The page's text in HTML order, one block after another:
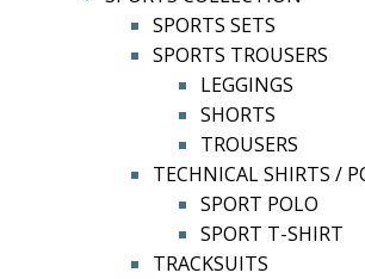
SPORTS SETS
SPORTS TROUSERS
LEGGINGS
SHORTS
TROUSERS
TECHNICAL SHIRTS /
SPORT POLO
SPORT T-SHIRT
TRACKSUITS